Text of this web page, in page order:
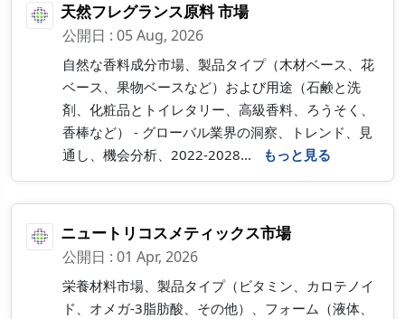
天然フレグランス原料 市場
公開日 : 05 Aug, 2026
自然な香料成分市場、製品タイプ（木材ベース、花
ベース、果物ベースなど）および用途（石鹸と洗
剤、化粧品とトイレタリー、高級香料、ろうそく、
香棒など） - グローバル業界の洞察、トレンド、見
通し、機会分析、2022-2028...
もっと見る
ニュートリコスメティックス市場
公開日 : 01 Apr, 2026
栄養材料市場、製品タイプ（ビタミン、カロテノイ
ド、オメガ-3脂肪酸、その他）、フォーム（液体、